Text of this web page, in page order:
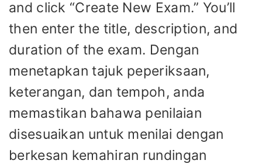
and click “Create New Exam.” You’ll
then enter the title, description, and
duration of the exam. Dengan
menetapkan tajuk peperiksaan,
keterangan, dan tempoh, anda
memastikan bahawa penilaian
disesuaikan untuk menilai dengan
berkesan kemahiran rundingan